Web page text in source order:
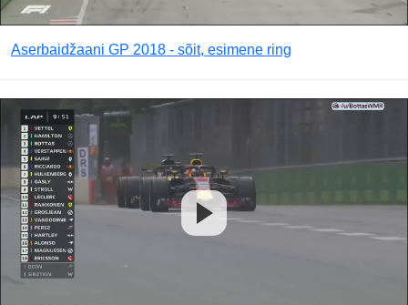
Aserbaidžaani GP 2018 - sõit, esimene ring